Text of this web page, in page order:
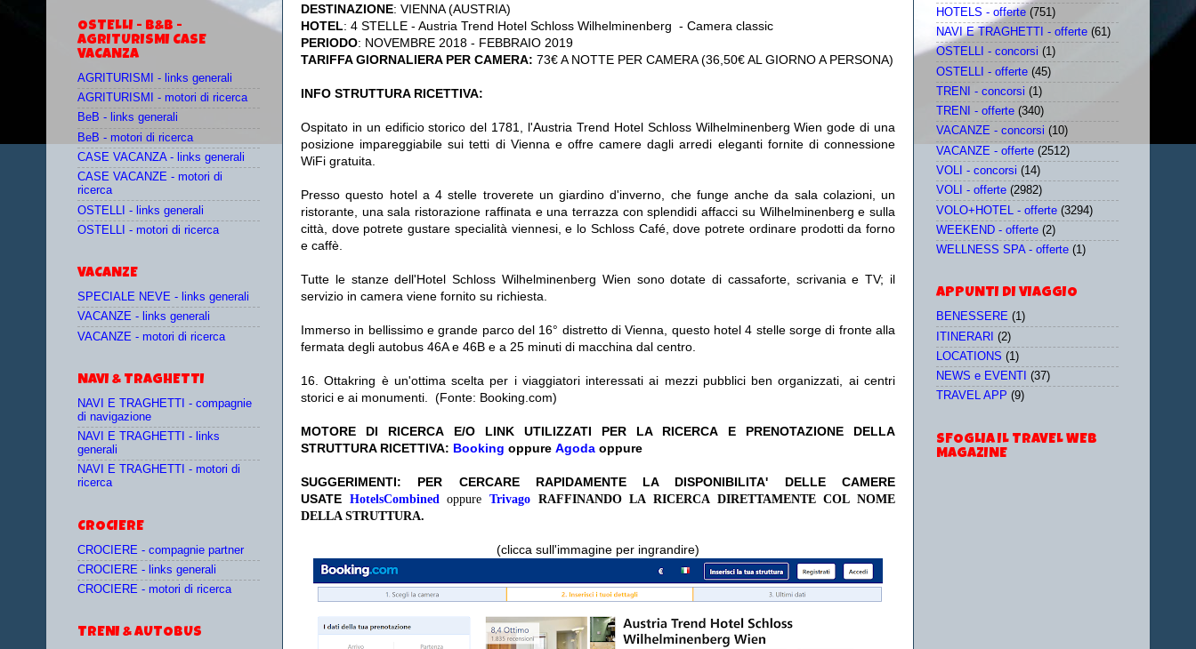
DESTINAZIONE: VIENNA (AUSTRIA)
HOTEL: 4 STELLE - Austria Trend Hotel Schloss Wilhelminenberg - Camera classic
PERIODO: NOVEMBRE 2018 - FEBBRAIO 2019
TARIFFA GIORNALIERA PER CAMERA: 73€ A NOTTE PER CAMERA (36,50€ AL GIORNO A PERSONA)
INFO STRUTTURA RICETTIVA:
Ospitato in un edificio storico del 1781, l'Austria Trend Hotel Schloss Wilhelminenberg Wien gode di una
posizione impareggiabile sui tetti di Vienna e offre camere dagli arredi eleganti fornite di connessione
WiFi gratuita.
Presso questo hotel a 4 stelle troverete un giardino d'inverno, che funge anche da sala colazioni, un
ristorante, una sala ristorazione raffinata e una terrazza con splendidi affacci su Wilhelminenberg e sulla
città, dove potrete gustare specialità viennesi, e lo Schloss Café, dove potrete ordinare prodotti da forno
e caffè.
Tutte le stanze dell'Hotel Schloss Wilhelminenberg Wien sono dotate di cassaforte, scrivania e TV; il
servizio in camera viene fornito su richiesta.
Immerso in bellissimo e grande parco del 16° distretto di Vienna, questo hotel 4 stelle sorge di fronte alla
fermata degli autobus 46A e 46B e a 25 minuti di macchina dal centro.
16. Ottakring è un'ottima scelta per i viaggiatori interessati ai mezzi pubblici ben organizzati, ai centri
storici e ai monumenti. (Fonte: Booking.com)
MOTORE DI RICERCA E/O LINK UTILIZZATI PER LA RICERCA E PRENOTAZIONE DELLA
STRUTTURA RICETTIVA: Booking oppure Agoda oppure
SUGGERIMENTI: PER CERCARE RAPIDAMENTE LA DISPONIBILITA' DELLE CAMERE
USATE HotelsCombinedoppureTrivago RAFFINANDO LA RICERCA DIRETTAMENTE COL NOME
DELLA STRUTTURA.
(clicca sull'immagine per ingrandire)
OSTELLI - B&B -
AGRITURISMI CASE
VACANZA
AGRITURISMI - links generali
AGRITURISMI - motori di ricerca
BeB - links generali
BeB - motori di ricerca
CASE VACANZA - links generali
CASE VACANZE - motori di
ricerca
OSTELLI - links generali
OSTELLI - motori di ricerca
VACANZE
SPECIALE NEVE - links generali
VACANZE - links generali
VACANZE - motori di ricerca
NAVI & TRAGHETTI
NAVI E TRAGHETTI - compagnie
di navigazione
NAVI E TRAGHETTI - links
generali
NAVI E TRAGHETTI - motori di
ricerca
CROCIERE
CROCIERE - compagnie partner
CROCIERE - links generali
CROCIERE - motori di ricerca
TRENI & AUTOBUS
HOTELS - offerte (751)
NAVI E TRAGHETTI - offerte (61)
OSTELLI - concorsi (1)
OSTELLI - offerte (45)
TRENI - concorsi (1)
TRENI - offerte (340)
VACANZE - concorsi (10)
VACANZE - offerte (2512)
VOLI - concorsi (14)
VOLI - offerte (2982)
VOLO+HOTEL - offerte (3294)
WEEKEND - offerte (2)
WELLNESS SPA - offerte (1)
APPUNTI DI VIAGGIO
BENESSERE (1)
ITINERARI (2)
LOCATIONS (1)
NEWS e EVENTI
(37)
TRAVEL APP (9)
SFOGLIA IL TRAVEL WEB
MAGAZINE